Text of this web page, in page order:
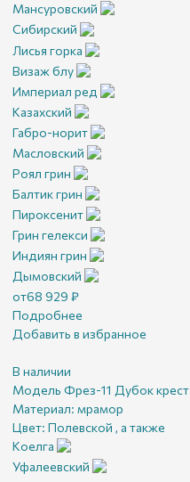
Мансуровский
Сибирский
Лисья горка
Визаж блу
Империал ред
Казахский
Габро-норит
Масловский
Роял грин
Балтик грин
Пироксенит
Грин гелекси
Индиян грин
Дымовский
от68 929 ₽
Подробнее
Добавить в избранное
В наличии
Модель Фрез-11 Дубок крест
Материал: мрамор
Цвет: Полевской , а также
Коелга
Уфалеевский